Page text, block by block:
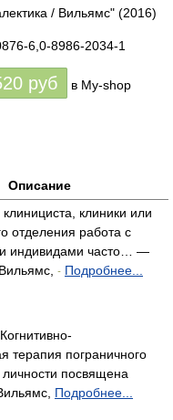
/ Вильямс" (2016)
6,0-8986-2034-1
руб в My-shop
Описание
клиники или
отделения работа с
индивидами часто… —
- Подробнее...
терапия пограничного
личности посвящена
Подробнее...